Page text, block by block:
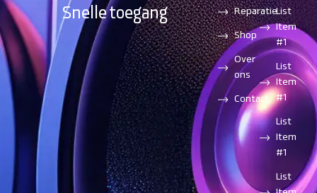
Snelle toegang
Reparatie
Shop
Over
ons
Contact
List
Item
#1
List
Item
#1
List
Item
#1
List